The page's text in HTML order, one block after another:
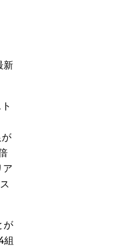
新
ア
が
組